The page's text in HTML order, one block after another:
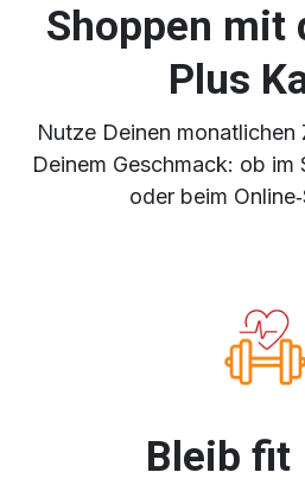
Shoppen mit
Plus
Nutze Deinen monatlichen
Deinem Geschmack: ob im
oder beim
Bleib fit